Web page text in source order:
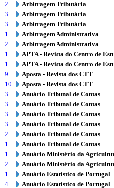
2
Arbitragem Tributária
3
Arbitragem Tributária
3
Arbitragem Tributária
1
Arbitragem Administrativa
2
Arbitragem Administrativa
1
APTA - Revista do Centro de
1
APTA - Revista do Centro de
9
Aposta - Revista dos CTT
10
Aposta - Revista dos CTT
3
Anuário Tribunal de Contas
3
Anuário Tribunal de Contas
3
Anuário Tribunal de Contas
3
Anuário Tribunal de Contas
2
Anuário Tribunal de Contas
1
Anuário Tribunal de Contas
1
Anuário Ministério da
2
Anuário Ministério da
1
Anuário Estatístico de Portugal
4
Anuário Estatístico de Portugal